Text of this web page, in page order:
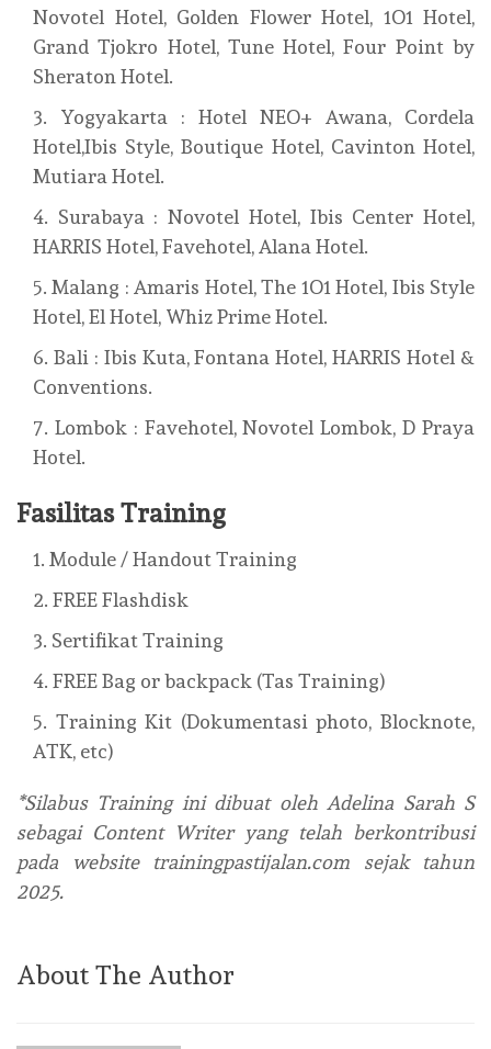
Novotel Hotel, Golden Flower Hotel, 1O1 Hotel,
Grand Tjokro Hotel, Tune Hotel, Four Point by
Sheraton Hotel.
Yogyakarta : Hotel NEO+ Awana, Cordela
Hotel,Ibis Style, Boutique Hotel, Cavinton Hotel,
Mutiara Hotel.
Surabaya : Novotel Hotel, Ibis Center Hotel,
HARRIS Hotel, Favehotel, Alana Hotel.
Malang : Amaris Hotel, The 1O1 Hotel, Ibis Style
Hotel, El Hotel, Whiz Prime Hotel.
Bali : Ibis Kuta, Fontana Hotel, HARRIS Hotel &
Conventions.
Lombok : Favehotel, Novotel Lombok, D Praya
Hotel.
Fasilitas Training
Module / Handout Training
FREE Flashdisk
Sertifikat Training
FREE Bag or backpack (Tas Training)
Training Kit (Dokumentasi photo, Blocknote,
ATK, etc)
*Silabus Training ini dibuat oleh Adelina Sarah S
sebagai Content Writer yang telah berkontribusi
pada website trainingpastijalan.com sejak tahun
2025.
About The Author